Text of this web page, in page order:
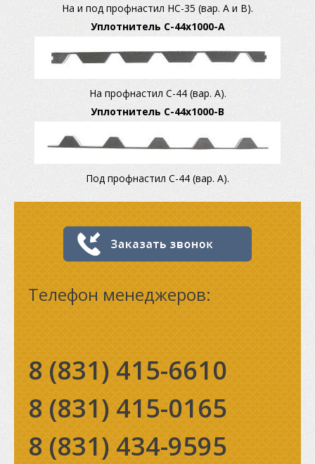
На и под профнастил НС-35 (вар. А и В).
Уплотнитель С-44x1000-А
На профнастил С-44 (вар. А).
Уплотнитель С-44x1000-В
Под профнастил С-44 (вар. А).
Телефон менеджеров:
8 (831) 415-6610
8 (831) 415-0165
8 (831) 434-9595